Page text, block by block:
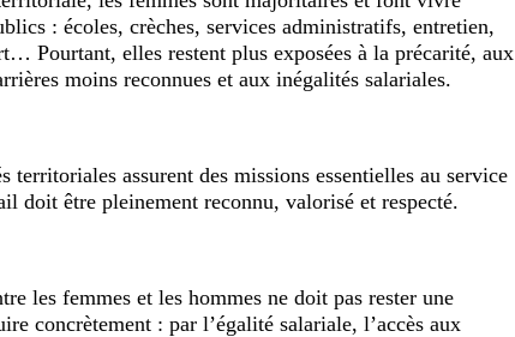
: écoles, crèches, services administratifs, entretien,
Pourtant, elles restent plus exposées à la précarité, aux
moins reconnues et aux inégalités salariales.
territoriales assurent des missions essentielles au service
doit être pleinement reconnu, valorisé et respecté.
les femmes et les hommes ne doit pas rester une
concrètement : par l’égalité salariale, l’accès aux